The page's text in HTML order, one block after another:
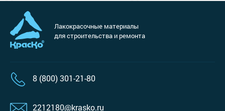
Лакокрасочные материалы
для строительства и ремонта
8 (800) 301-21-80
2212180@krasko.ru